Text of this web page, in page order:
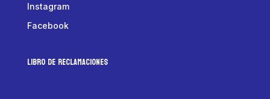
Instagram
Facebook
LIBRO DE RECLAMACIONES